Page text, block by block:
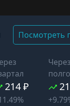
Посмотреть
214 ₽
Через